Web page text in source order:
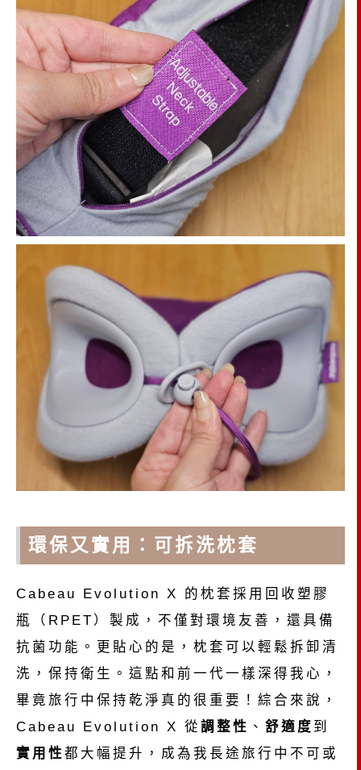
環保又實用：可拆洗枕套
Cabeau Evolution X 的枕套採用回收塑膠
瓶（RPET）製成，不僅對環境友善，還具備
抗菌功能。更貼心的是，枕套可以輕鬆拆卸清
洗，保持衛生。這點和前一代一樣深得我心，
畢竟旅行中保持乾淨真的很重要！綜合來說，
Cabeau Evolution X 從 調整性 、 舒適度 到
實用性 都大幅提升，成為我長途旅行中不可或